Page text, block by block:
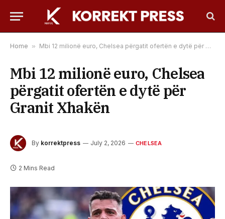
Home » Mbi 12 milionë euro, Chelsea përgatit ofertën e dytë për Granit Xhakën
Mbi 12 milionë euro, Chelsea
përgatit ofertën e dytë për
Granit Xhakën
By korrektpress July 2, 2026 CHELSEA
2 Mins Read